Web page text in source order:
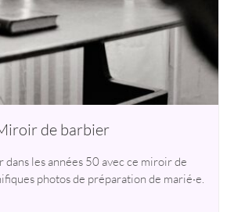
de barbier
les années 50 avec ce miroir de
photos de préparation de marié·e.